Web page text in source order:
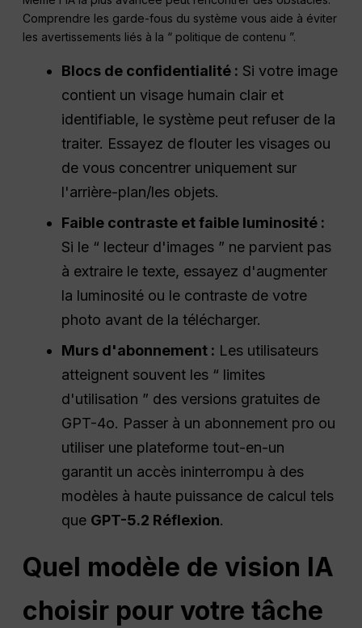
Comprendre les garde-fous du système vous aide à éviter
les avertissements liés à la “ politique de contenu ”.
Blocs de confidentialité : Si votre image
contient un visage humain clair et
identifiable, le système peut refuser de la
traiter. Essayez de flouter les visages ou
de vous concentrer uniquement sur
l'arrière-plan/les objets.
Faible contraste et faible luminosité :
Si le “ lecteur d'images ” ne parvient pas
à extraire le texte, essayez d'augmenter
la luminosité ou le contraste de votre
photo avant de la télécharger.
Murs d'abonnement : Les utilisateurs
atteignent souvent les “ limites
d'utilisation ” des versions gratuites de
GPT-4o. Passer à un abonnement pro ou
utiliser une plateforme tout-en-un
garantit un accès ininterrompu à des
modèles à haute puissance de calcul tels
que GPT-5.2 Réflexion.
Quel modèle de vision IA
choisir pour votre tâche